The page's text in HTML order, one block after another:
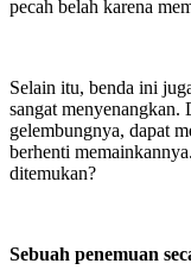
pecah belah karena
Selain itu, benda ini
sangat menyenangkan.
gelembungnya, dapat
berhenti
ditemukan?
Sebuah penemuan